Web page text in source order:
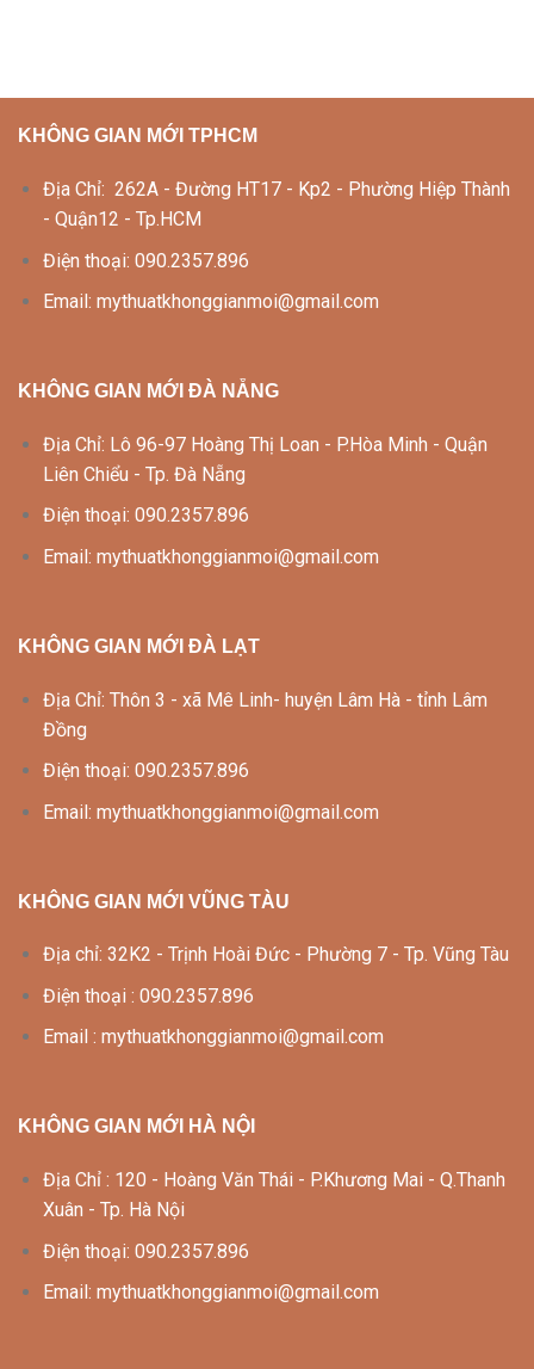
KHÔNG GIAN MỚI TPHCM
Địa Chỉ: 262A - Đường HT17 - Kp2 - Phường Hiệp Thành
- Quận12 - Tp.HCM
Điện thoại: 090.2357.896
Email: mythuatkhonggianmoi@gmail.com
KHÔNG GIAN MỚI ĐÀ NẴNG
Địa Chỉ: Lô 96-97 Hoàng Thị Loan - P.Hòa Minh - Quận
Liên Chiểu - Tp. Đà Nẵng
Điện thoại: 090.2357.896
Email: mythuatkhonggianmoi@gmail.com
KHÔNG GIAN MỚI ĐÀ LẠT
Địa Chỉ: Thôn 3 - xã Mê Linh- huyện Lâm Hà - tỉnh Lâm
Đồng
Điện thoại: 090.2357.896
Email: mythuatkhonggianmoi@gmail.com
KHÔNG GIAN MỚI VŨNG TÀU
Địa chỉ: 32K2 - Trịnh Hoài Đức - Phường 7 - Tp. Vũng Tàu
Điện thoại : 090.2357.896
Email : mythuatkhonggianmoi@gmail.com
KHÔNG GIAN MỚI HÀ NỘI
Địa Chỉ : 120 - Hoàng Văn Thái - P.Khương Mai - Q.Thanh
Xuân - Tp. Hà Nội
Điện thoại: 090.2357.896
Email: mythuatkhonggianmoi@gmail.com